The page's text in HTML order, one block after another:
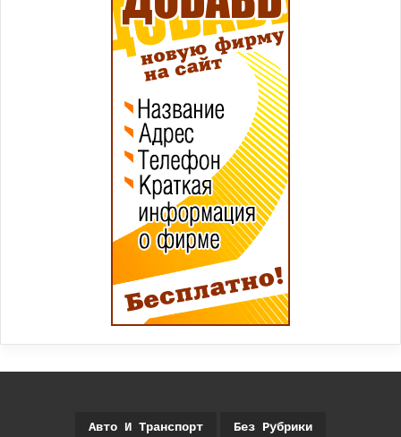
Авто И Транспорт Без Рубрики